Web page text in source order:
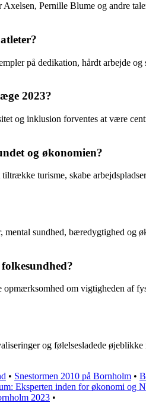
Pernille Blume og andre
på dedikation, hårdt arbejde
2023?
og inklusion forventes at være
og økonomien?
turisme, skabe
sundhed, bæredygtighed
opmærksomhed om vigtigheden
og følelsesladede
• Snestormen 2010 på Bornholm •
Eksperten inden for økonomi og
2023 •